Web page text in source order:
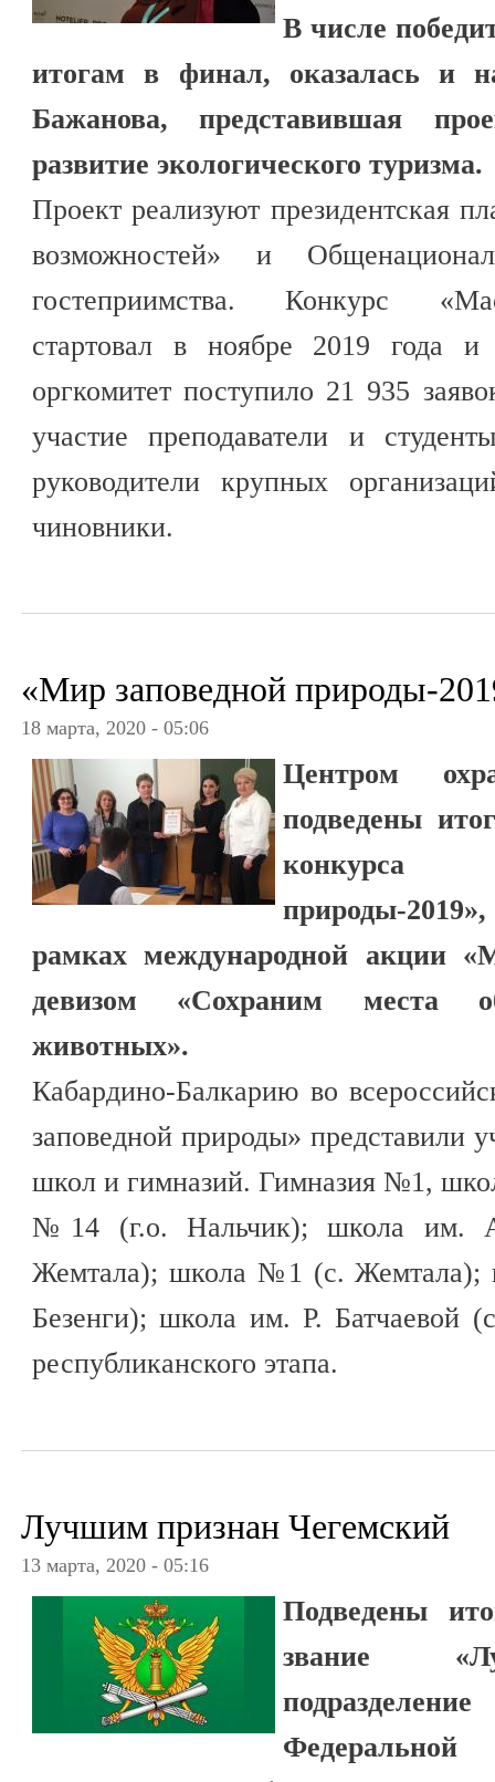
В числе
итогам в финал, оказалась и
Бажанова, представившая
развитие экологического туризма.
Проект реализуют президентская
возможностей» и
гостеприимства. Конкурс
стартовал в ноябре 2019 года
оргкомитет поступило 21 935
участие преподаватели и
руководители крупных
чиновники.
«Мир заповедной природы-
18 марта, 2020 - 05:06
Центром
подведены
конкурса
природы-
рамках международной акции
девизом «Сохраним места
животных».
Кабардино-Балкарию во
заповедной природы» представили
школ и гимназий. Гимназия №1,
№14 (г.о. Нальчик); школа им.
Жемтала); школа №1 (с. Жемтала);
Безенги); школа им. Р. Батчаевой
республиканского этапа.
Лучшим признан Чегемский
13 марта, 2020 - 05:16
Подведены
звание